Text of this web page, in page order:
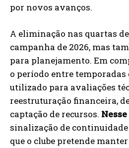
por novos avanços.
A eliminação nas quartas
campanha de 2026, mas
para planejamento. Em
o período entre temporadas
utilizado para avaliações
reestruturação financeira,
captação de recursos.
sinalização de
que o clube pretende manter